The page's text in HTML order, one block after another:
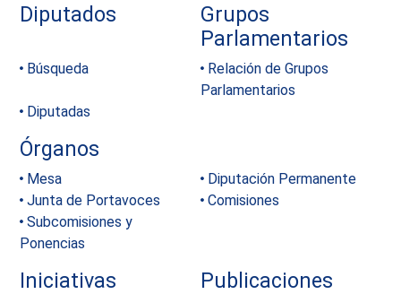
Diputados
Grupos
Parlamentarios
Búsqueda
Relación de Grupos
Parlamentarios
Diputadas
Órganos
Mesa
Diputación Permanente
Junta de Portavoces
Comisiones
Subcomisiones y
Ponencias
Iniciativas Publicaciones